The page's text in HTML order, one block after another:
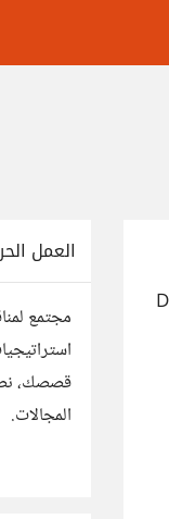
العمل الحر
مجتمع
قصصك،
المجالات.